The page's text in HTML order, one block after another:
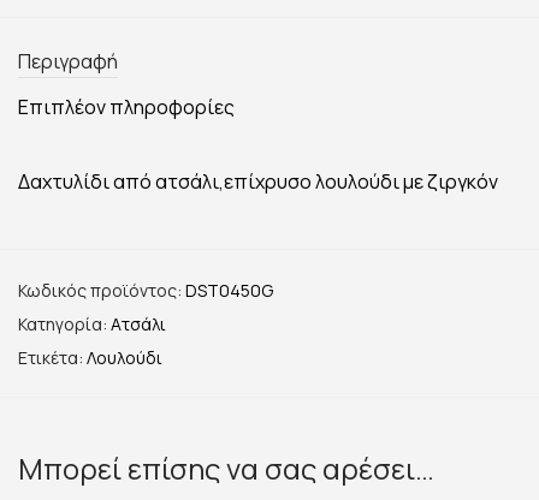
Περιγραφή
Επιπλέον πληροφορίες
Δαχτυλίδι από ατσάλι,επίχρυσο λουλούδι με ζιργκόν
Κωδικός προϊόντος: DST0450G
Κατηγορία: Ατσάλι
Ετικέτα: Λουλούδι
Μπορεί επίσης να σας αρέσει…